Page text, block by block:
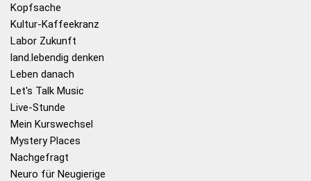
Kopfsache
Kultur-Kaffeekranz
Labor Zukunft
land.lebendig denken
Leben danach
Let's Talk Music
Live-Stunde
Mein Kurswechsel
Mystery Places
Nachgefragt
Neuro für Neugierige